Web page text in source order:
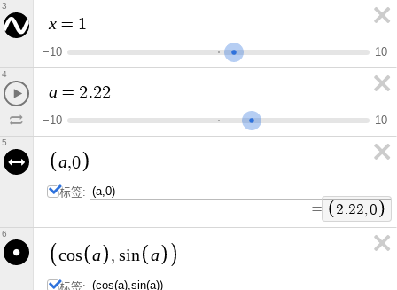
x = 1
−10 10
3
a = 2.22
−10 10
4
a,0
标签:
= 2.22,0
5
cos a , sin a
标签:
6